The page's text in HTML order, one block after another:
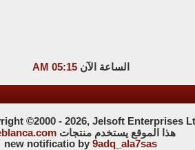
الساعة الآن05:15 AM
©2000 - 2026, Jelsoft Enterprises
هذا الموقع يستخدم منتجات
new notificatio by 9adq_ala7sas